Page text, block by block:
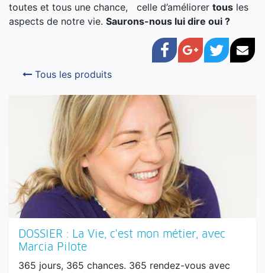
toutes et tous une chance, celle d’améliorer tous les
aspects de notre vie. Saurons-nous lui dire oui ?
Facebook
Google+
Twitter
Tous les produits
DOSSIER : La Vie, c'est mon métier, avec
Marcia Pilote
365 jours, 365 chances. 365 rendez-vous avec